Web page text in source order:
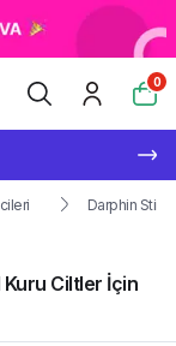
0
Darphin
Ciltler İçin